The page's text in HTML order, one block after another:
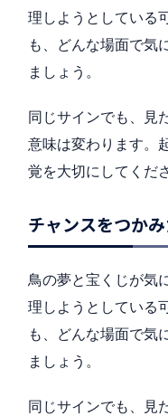
理しようとしている
も、どんな場面で気
ましょう。
同じサインでも、見
意味は変わります。
覚を大切にしてくだ
チャンスをつか
鳥の夢と宝くじが気
理しようとしている
も、どんな場面で気
ましょう。
同じサインでも、見